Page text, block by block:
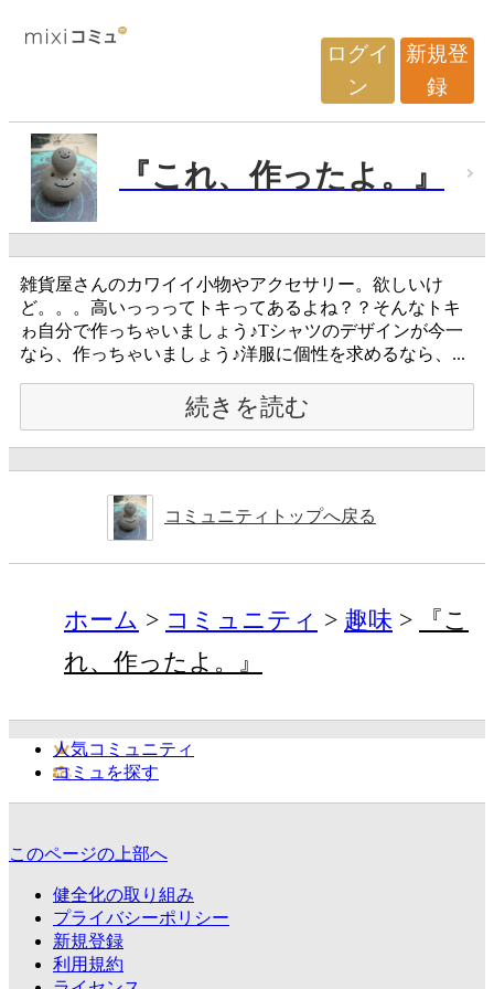
ログイ
ン
新規登
録
『これ、作ったよ。』
雑貨屋さんのカワイイ小物やアクセサリー。欲しいけ
ど。。。高いっっってトキってあるよね？？そんなトキ
ゎ自分で作っちゃいましょう♪Tシャツのデザインが今一
なら、作っちゃいましょう♪洋服に個性を求めるなら、...
続きを読む
コミュニティトップへ戻る
ホーム コミュニティ 趣味
『こ
れ、作ったよ。』
人気コミュニティ
コミュを探す
このページの上部へ
健全化の取り組み
プライバシーポリシー
新規登録
利用規約